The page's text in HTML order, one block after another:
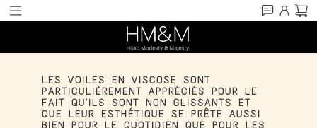
LES VOILES EN VISCOSE SONT
PARTICULIÈREMENT APPRÉCIÉS POUR LE
FAIT QU'ILS SONT NON GLISSANTS ET
QUE LEUR ESTHÉTIQUE SE PRÊTE AUSSI
BIEN POUR LE QUOTIDIEN QUE POUR LES